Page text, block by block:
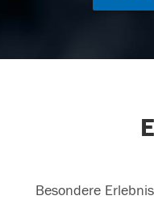
Besondere